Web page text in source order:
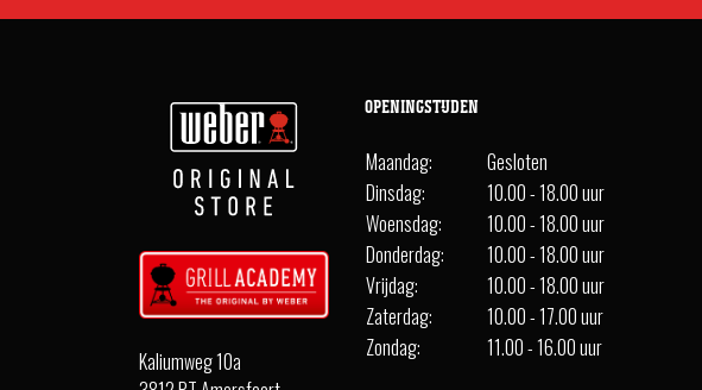
Kaliumweg 10a
OPENINGSTIJDEN
Maandag:
Gesloten
Dinsdag:
10.00 - 18.00 uur
Woensdag:
10.00 - 18.00 uur
Donderdag:
10.00 - 18.00 uur
Vrijdag:
10.00 - 18.00 uur
Zaterdag:
10.00 - 17.00 uur
Zondag:
11.00 - 16.00 uur